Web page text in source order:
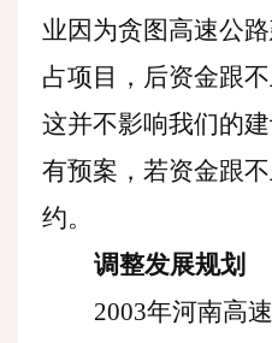
业因为贪图高速公
占项目，后资金跟
这并不影响我们的
有预案，若资金跟
约。
调整发展规划
2003年河南高